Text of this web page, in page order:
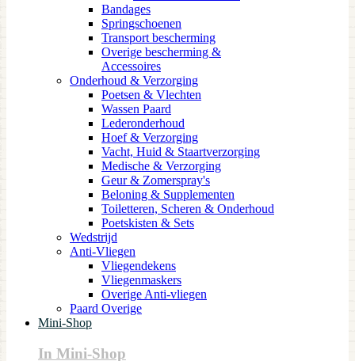
Bandages
Springschoenen
Transport bescherming
Overige bescherming &
Accessoires
Onderhoud & Verzorging
Poetsen & Vlechten
Wassen Paard
Lederonderhoud
Hoef & Verzorging
Vacht, Huid & Staartverzorging
Medische & Verzorging
Geur & Zomerspray's
Beloning & Supplementen
Toiletteren, Scheren & Onderhoud
Poetskisten & Sets
Wedstrijd
Anti-Vliegen
Vliegendekens
Vliegenmaskers
Overige Anti-vliegen
Paard Overige
Mini-Shop
In Mini-Shop